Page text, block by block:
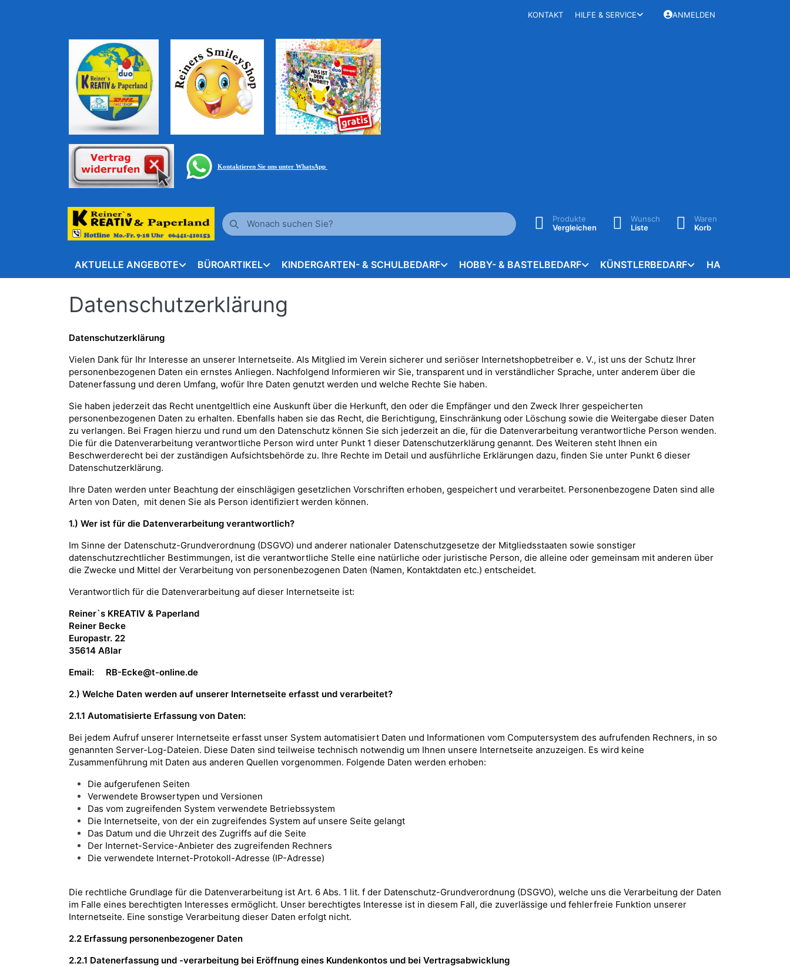
KONTAKT HILFE & SERVICE ANMELDEN
Kontaktieren Sie uns unter WhatsApp
Produkte
Vergleichen
Wunsch
Liste
Waren
Korb
AKTUELLE ANGEBOTE BÜROARTIKEL KINDERGARTEN- & SCHULBEDARF HOBBY- & BASTELBEDARF KÜNSTLERBEDARF
Datenschutzerklärung
Datenschutzerklärung
Vielen Dank für Ihr Interesse an unserer Internetseite. Als Mitglied im Verein sicherer und seriöser Internetshopbetreiber e. V., ist uns der Schutz Ihrer
personenbezogenen Daten ein ernstes Anliegen. Nachfolgend Informieren wir Sie, transparent und in verständlicher Sprache, unter anderem über die
Datenerfassung und deren Umfang, wofür Ihre Daten genutzt werden und welche Rechte Sie haben.
Sie haben jederzeit das Recht unentgeltlich eine Auskunft über die Herkunft, den oder die Empfänger und den Zweck Ihrer gespeicherten
personenbezogenen Daten zu erhalten. Ebenfalls haben sie das Recht, die Berichtigung, Einschränkung oder Löschung sowie die Weitergabe dieser Daten
zu verlangen. Bei Fragen hierzu und rund um den Datenschutz können Sie sich jederzeit an die, für die Datenverarbeitung verantwortliche Person wenden.
Die für die Datenverarbeitung verantwortliche Person wird unter Punkt 1 dieser Datenschutzerklärung genannt. Des Weiteren steht Ihnen ein
Beschwerderecht bei der zuständigen Aufsichtsbehörde zu. Ihre Rechte im Detail und ausführliche Erklärungen dazu, finden Sie unter Punkt 6 dieser
Datenschutzerklärung.
Ihre Daten werden unter Beachtung der einschlägigen gesetzlichen Vorschriften erhoben, gespeichert und verarbeitet. Personenbezogene Daten sind alle
Arten von Daten, mit denen Sie als Person identifiziert werden können.
1.) Wer ist für die Datenverarbeitung verantwortlich?
Im Sinne der Datenschutz-Grundverordnung (DSGVO) und anderer nationaler Datenschutzgesetze der Mitgliedsstaaten sowie sonstiger
datenschutzrechtlicher Bestimmungen, ist die verantwortliche Stelle eine natürliche oder juristische Person, die alleine oder gemeinsam mit anderen über
die Zwecke und Mittel der Verarbeitung von personenbezogenen Daten (Namen, Kontaktdaten etc.) entscheidet.
Verantwortlich für die Datenverarbeitung auf dieser Internetseite ist:
Reiner`s KREATIV & Paperland
Reiner Becke
Europastr. 22
35614 Aßlar
Email: RB-Ecke@t-online.de
2.) Welche Daten werden auf unserer Internetseite erfasst und verarbeitet?
2.1.1 Automatisierte Erfassung von Daten:
Bei jedem Aufruf unserer Internetseite erfasst unser System automatisiert Daten und Informationen vom Computersystem des aufrufenden Rechners, in so
genannten Server-Log-Dateien. Diese Daten sind teilweise technisch notwendig um Ihnen unsere Internetseite anzuzeigen. Es wird keine
Zusammenführung mit Daten aus anderen Quellen vorgenommen. Folgende Daten werden erhoben:
Die aufgerufenen Seiten
Verwendete Browsertypen und Versionen
Das vom zugreifenden System verwendete Betriebssystem
Die Internetseite, von der ein zugreifendes System auf unsere Seite gelangt
Das Datum und die Uhrzeit des Zugriffs auf die Seite
Der Internet-Service-Anbieter des zugreifenden Rechners
Die verwendete Internet-Protokoll-Adresse (IP-Adresse)
Die rechtliche Grundlage für die Datenverarbeitung ist Art. 6 Abs. 1 lit. f der Datenschutz-Grundverordnung (DSGVO), welche uns die Verarbeitung der Daten
im Falle eines berechtigten Interesses ermöglicht. Unser berechtigtes Interesse ist in diesem Fall, die zuverlässige und fehlerfreie Funktion unserer
Internetseite. Eine sonstige Verarbeitung dieser Daten erfolgt nicht.
2.2 Erfassung personenbezogener Daten
2.2.1 Datenerfassung und -verarbeitung bei Eröffnung eines Kundenkontos und bei Vertragsabwicklung